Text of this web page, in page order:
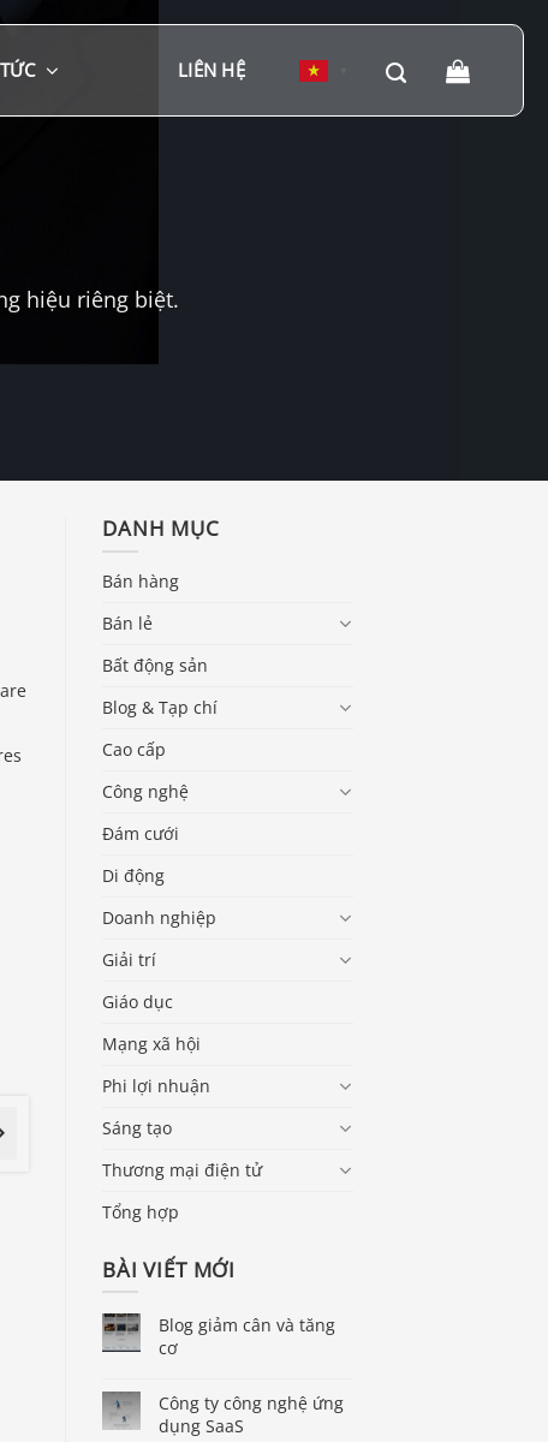
LIÊN HỆ
hiệu riêng biệt.
DANH MỤC
Bán hàng
Bán lẻ
Bất động sản
Blog & Tạp chí
Cao cấp
Công nghệ
Đám cưới
Di động
Doanh nghiệp
Giải trí
Giáo dục
Mạng xã hội
Phi lợi nhuận
Sáng tạo
Thương mại điện tử
Tổng hợp
BÀI VIẾT MỚI
Blog giảm cân và tăng
cơ
Công ty công nghệ ứng
dụng SaaS